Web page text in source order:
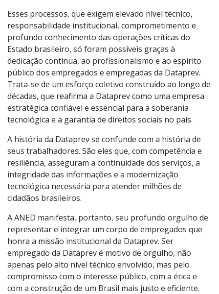
Esses processos, que exigem elevado nível técnico,
responsabilidade institucional, comprometimento e
profundo conhecimento das operações críticas do
Estado brasileiro, só foram possíveis graças à
dedicação contínua, ao profissionalismo e ao espírito
público dos empregados e empregadas da Dataprev.
Trata-se de um esforço coletivo construído ao longo de
décadas, que reafirma a Dataprev como uma empresa
estratégica confiável e essencial para a soberania
tecnológica e a garantia de direitos sociais no país.
A história da Dataprev se confunde com a história de
seus trabalhadores. São eles que, com competência e
resiliência, asseguram a continuidade dos serviços, a
integridade das informações e a modernização
tecnológica necessária para atender milhões de
cidadãos brasileiros.
A ANED manifesta, portanto, seu profundo orgulho de
representar e integrar um corpo de empregados que
honra a missão institucional da Dataprev. Ser
empregado da Dataprev é motivo de orgulho, não
apenas pelo alto nível técnico envolvido, mas pelo
compromisso com o interesse público, com a ética e
com a construção de um Brasil mais justo e eficiente.